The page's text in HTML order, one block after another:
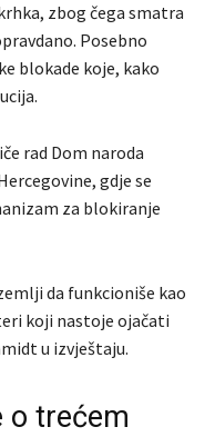
zbog čega smatra
Posebno
blokade koje, kako
rad Dom naroda
, gdje se
za blokiranje
da funkcioniše kao
koji nastoje ojačati
u izvještaju.
o trećem